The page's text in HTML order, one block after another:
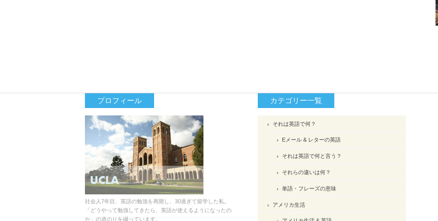
プロフィール
社会人7年目、英語の勉強を再開し、30過ぎて留学した私。
「どうやって勉強してきたら、英語が使えるようになったの
か」の道のりを綴っています。
カテゴリー一覧
それは英語で何？
Eメール & レターの英語
それは英語で何と言う？
それらの違いは何？
単語・フレーズの意味
アメリカ生活